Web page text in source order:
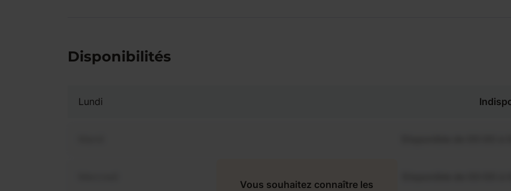
Disponibilités
Lundi
Vous souhaitez connaître les